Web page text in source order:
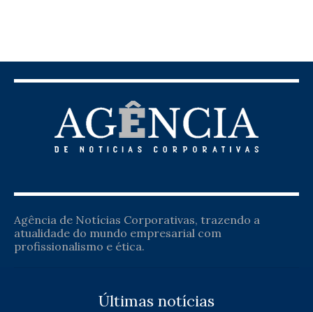
Agência de Notícias Corporativas, trazendo a
atualidade do mundo empresarial com
profissionalismo e ética.
Últimas notícias